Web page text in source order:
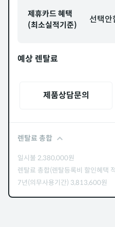
제휴카드 혜택
(최소실적기준)
선택안
예상 렌탈료
제품상담문의
렌탈료 총합
일시불 2,380,000원
렌탈료 총합(렌탈등록비 할인혜택
7년(의무사용기간) 3,813,600원